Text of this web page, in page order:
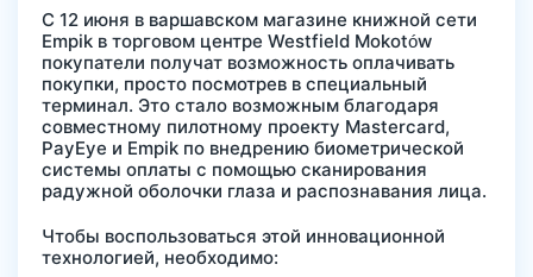
С 12 июня в варшавском магазине книжной сети
Empik в торговом центре Westfield Mokotów
покупатели получат возможность оплачивать
покупки, просто посмотрев в специальный
терминал. Это стало возможным благодаря
совместному пилотному проекту Mastercard,
PayEye и Empik по внедрению биометрической
системы оплаты с помощью сканирования
радужной оболочки глаза и распознавания лица.
Чтобы воспользоваться этой инновационной
технологией, необходимо: